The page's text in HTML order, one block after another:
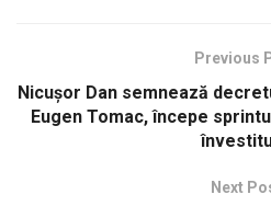
Previous
Nicușor Dan semnează
Eugen Tomac, începe
Next